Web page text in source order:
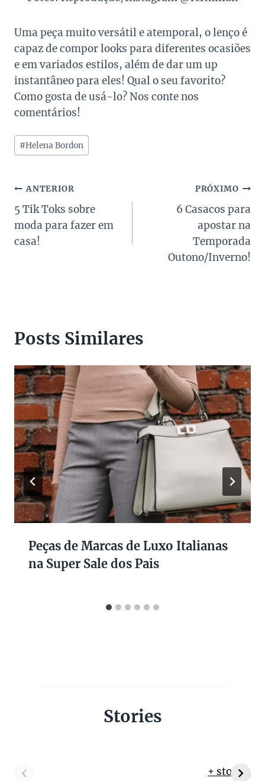
Uma peça muito versátil e atemporal, o lenço é
capaz de compor looks para diferentes ocasiões
e em variados estilos, além de dar um up
instantâneo para eles! Qual o seu favorito?
Como gosta de usá-lo? Nos conte nos
comentários!
Tags
do
#Helena Bordon
Navegação
de
Post
ANTERIOR
5 Tik Toks sobre
moda para fazer em
casa!
PRÓXIMO
6 Casacos para
apostar na
Temporada
Outono/Inverno!
Posts Similares
Peças de Marcas de Luxo Italianas
na Super Sale dos Pais
Stories
+ stories